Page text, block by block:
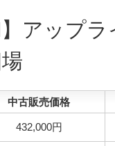
アップ
中古販売価格
432,000円